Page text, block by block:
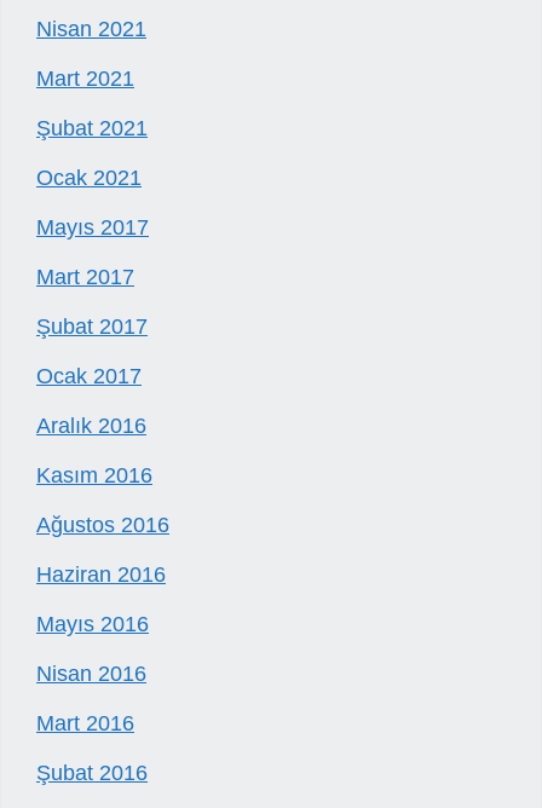
Nisan 2021
Mart 2021
Şubat 2021
Ocak 2021
Mayıs 2017
Mart 2017
Şubat 2017
Ocak 2017
Aralık 2016
Kasım 2016
Ağustos 2016
Haziran 2016
Mayıs 2016
Nisan 2016
Mart 2016
Şubat 2016